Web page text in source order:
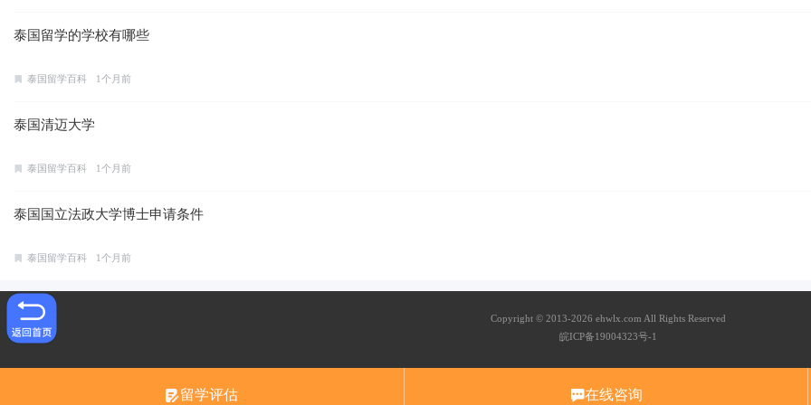
泰国留学的学校有哪些
泰国留学百科 1个月前
泰国清迈大学
泰国留学百科 1个月前
泰国国立法政大学博士申请条件
泰国留学百科 1个月前
Copyright © 2013-2026 ehwlx.com All Rights Reserved
皖ICP备19004323号-1
留学评估 在线咨询